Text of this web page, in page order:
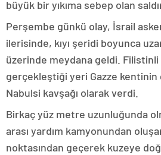
büyük bir yıkıma sebep olan
Perşembe günkü olay, İsrail
ilerisinde, kıyı şeridi boyunca
üzerinde meydana geldi. Filistinli
gerçekleştiği yeri Gazze kentinin
Nabulsi kavşağı olarak verdi.
Birkaç yüz metre uzunluğunda
arası yardım kamyonundan
noktasından geçerek kuzeye